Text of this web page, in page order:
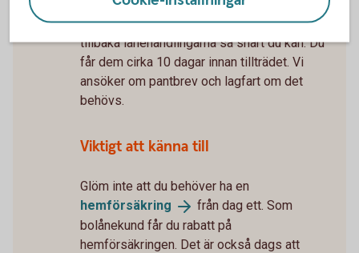
Mäklaren bokar tid för tillträdet. För att
tillträdet inte ska bli försenat – skicka
tillbaka lånehandlingarna så snart du kan. Du
får dem cirka 10 dagar innan tillträdet. Vi
ansöker om pantbrev och lagfart om det
behövs.
Viktigt att känna till
Glöm inte att du behöver ha en
hemförsäkring
från dag ett. Som
bolånekund får du rabatt på
hemförsäkringen. Det är också dags att